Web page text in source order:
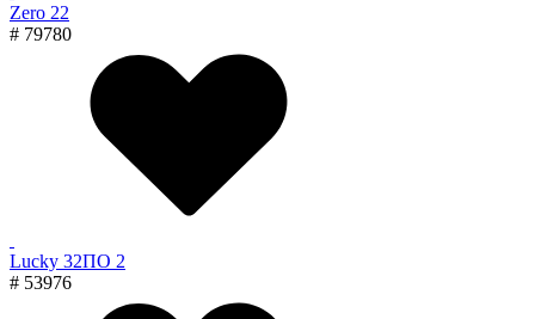
Zero 22
# 79780
Lucky 32ПО 2
# 53976